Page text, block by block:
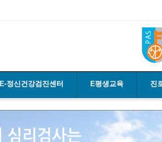
E-정신건강검진센터 E평생교육 진